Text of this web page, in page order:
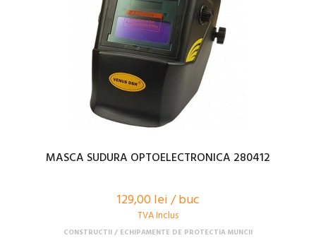
MASCA SUDURA OPTOELECTRONICA 280412
129,00 lei / buc
TVA Inclus
CONSTRUCTII ECHIPAMENTE DE PROTECTIA MUNCII